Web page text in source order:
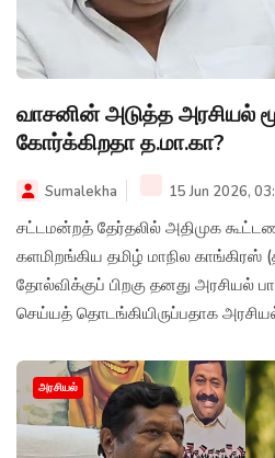
வாசனின் அடுத்த அரசியல்
கோர்க்கிறதா த.மா.கா?
Sumalekha 15 Jun 2026,
சட்டமன்றத் தேர்தலில் அதிமுக
களமிறங்கிய தமிழ் மாநில காங்கிரஸ்
தோல்விக்குப் பிறகு தனது அரசியல்
செய்யத் தொடங்கியிருப்பதாக
அரசியல்